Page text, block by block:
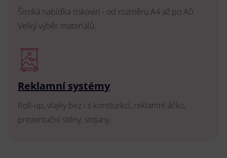
Široká nabídka tiskovin - od rozměru A4 až po A0.
Velký výběr materiálů.
Reklamní systémy
Roll-up, vlajky bez i s konsturkcí, reklamní áčko,
prezentační stěny, stojany.